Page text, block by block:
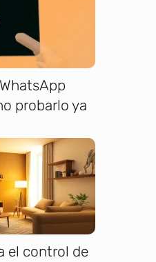
probarlo ya
el control de